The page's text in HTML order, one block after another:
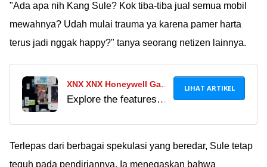
"Ada apa nih Kang Sule? Kok tiba-tiba jual semua mobil
mewahnya? Udah mulai trauma ya karena pamer harta
terus jadi nggak happy?" tanya seorang netizen lainnya.
XNX XNX Honeywell Gas
Detector Datasheet XNX
Explore the features
Detector datasheet
xnx digital. Learn
LIHAT ARTIKEL
Terlepas dari berbagai spekulasi yang beredar, Sule tetap
teguh pada pendiriannya. Ia menegaskan bahwa